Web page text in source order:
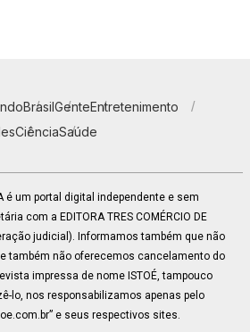
BrasilGenteEntretenimento
CiênciaSaúde
é um portal digital independente e sem
com a EDITORA TRES COMÉRCIO DE
judicial). Informamos também que não
também não oferecemos cancelamento do
impressa de nome ISTOÉ, tampouco
lo, nos responsabilizamos apenas pelo
e seus respectivos sites.